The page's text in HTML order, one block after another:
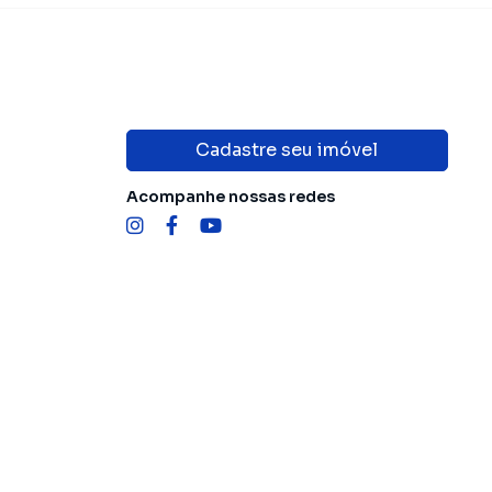
Cadastre seu imóvel
Acompanhe nossas redes